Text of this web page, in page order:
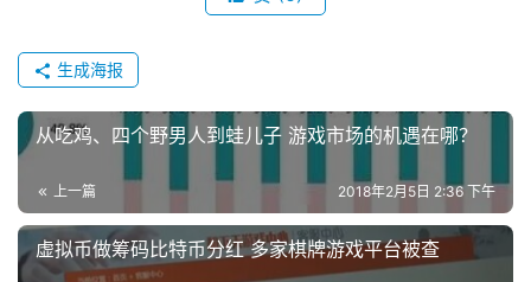
茶
接
会
上
海
生成海报
从吃鸡、四个野男人到蛙儿子 游戏市场的机遇在哪？
上一篇 2018年2月5日 2:36 下午
虚拟币做筹码比特币分红 多家棋牌游戏平台被查